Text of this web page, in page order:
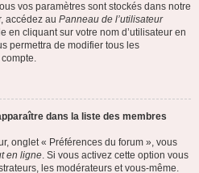
vos paramètres sont stockés dans notre
accédez au Panneau de l’utilisateur
en cliquant sur votre nom d’utilisateur en
permettra de modifier tous les
dans la liste des membres
onglet « Préférences du forum », vous
en ligne. Si vous activez cette option vous
les modérateurs et vous-même.